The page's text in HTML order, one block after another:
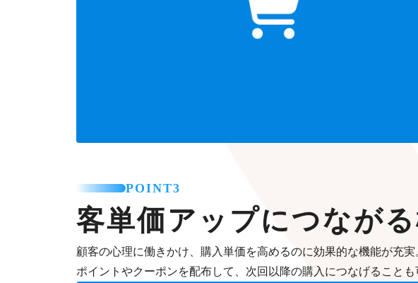
POINT3
客単価アップにつなが
顧客の心理に働きかけ、購入単価を高めるのに効果的な機能が充実
ポイントやクーポンを配布して、次回以降の購入につなげることも